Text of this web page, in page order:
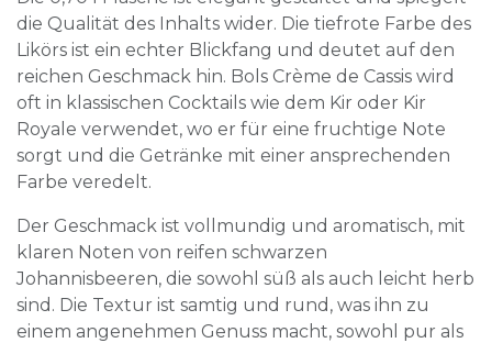
die Qualität des Inhalts wider. Die tiefrote Farbe des
Likörs ist ein echter Blickfang und deutet auf den
reichen Geschmack hin. Bols Crème de Cassis wird
oft in klassischen Cocktails wie dem Kir oder Kir
Royale verwendet, wo er für eine fruchtige Note
sorgt und die Getränke mit einer ansprechenden
Farbe veredelt.
Der Geschmack ist vollmundig und aromatisch, mit
klaren Noten von reifen schwarzen
Johannisbeeren, die sowohl süß als auch leicht herb
sind. Die Textur ist samtig und rund, was ihn zu
einem angenehmen Genuss macht, sowohl pur als